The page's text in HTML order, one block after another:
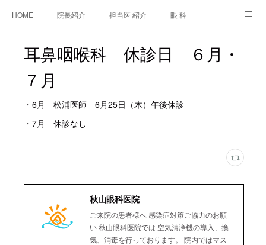
HOME 院長紹介 担当医 紹介 眼 科
アクセス
耳鼻咽喉科 休診日 ６月・
７月
・6月 松浦医師 6月25日（木）午後休診
・7月 休診なし
秋山眼科医院
ご来院の患者様へ 感染症対策ご協力のお願
い 秋山眼科医院では 空気清浄機の導入、換
気、消毒を行っております。 院内ではマス